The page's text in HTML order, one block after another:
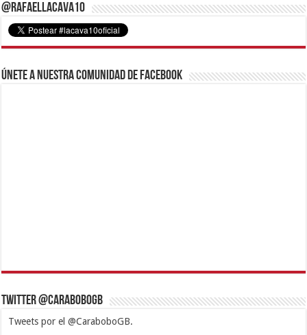
@RafaelLacava10
Únete a nuestra comunidad de Facebook
Twitter @CaraboboGB
Tweets por el @CaraboboGB.